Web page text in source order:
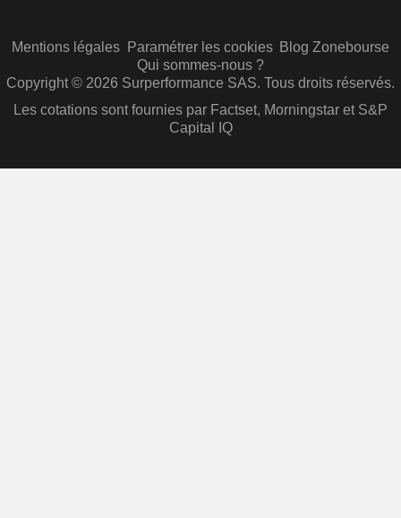
Mentions légales Paramétrer les cookies Blog Zonebourse
Qui sommes-nous ?
Copyright © 2026 Surperformance SAS. Tous droits réservés.
Les cotations sont fournies par Factset, Morningstar et S&P
Capital IQ